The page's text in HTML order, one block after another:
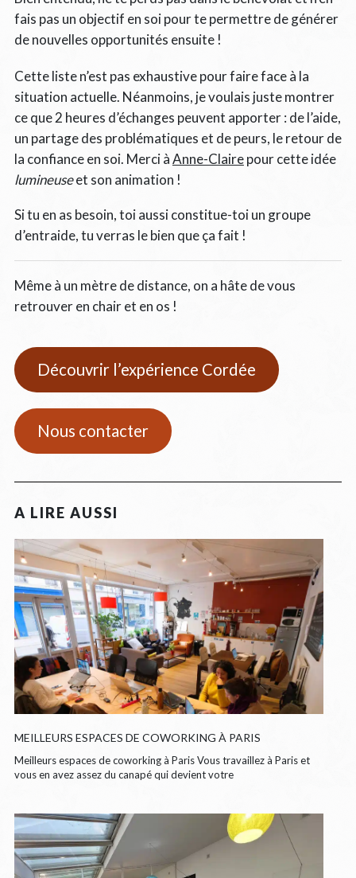
fais pas un objectif en soi pour te permettre de générer
de nouvelles opportunités ensuite !
Cette liste n’est pas exhaustive pour faire face à la
situation actuelle. Néanmoins, je voulais juste montrer
ce que 2 heures d’échanges peuvent apporter : de l’aide,
un partage des problématiques et de peurs, le retour de
la confiance en soi. Merci àAnne-Clairepour cette idée
lumineuseet son animation !
Si tu en as besoin, toi aussi constitue-toi un groupe
d’entraide, tu verras le bien que ça fait !
Même à un mètre de distance, on a hâte de vous
retrouver en chair et en os !
Découvrir l’expérience Cordée
Nous contacter
MEILLEURS ESPACES DE COWORKING À PARIS
Meilleurs espaces de coworking à Paris Vous travaillez à Paris et
vous en avez assez du canapé qui devient votre